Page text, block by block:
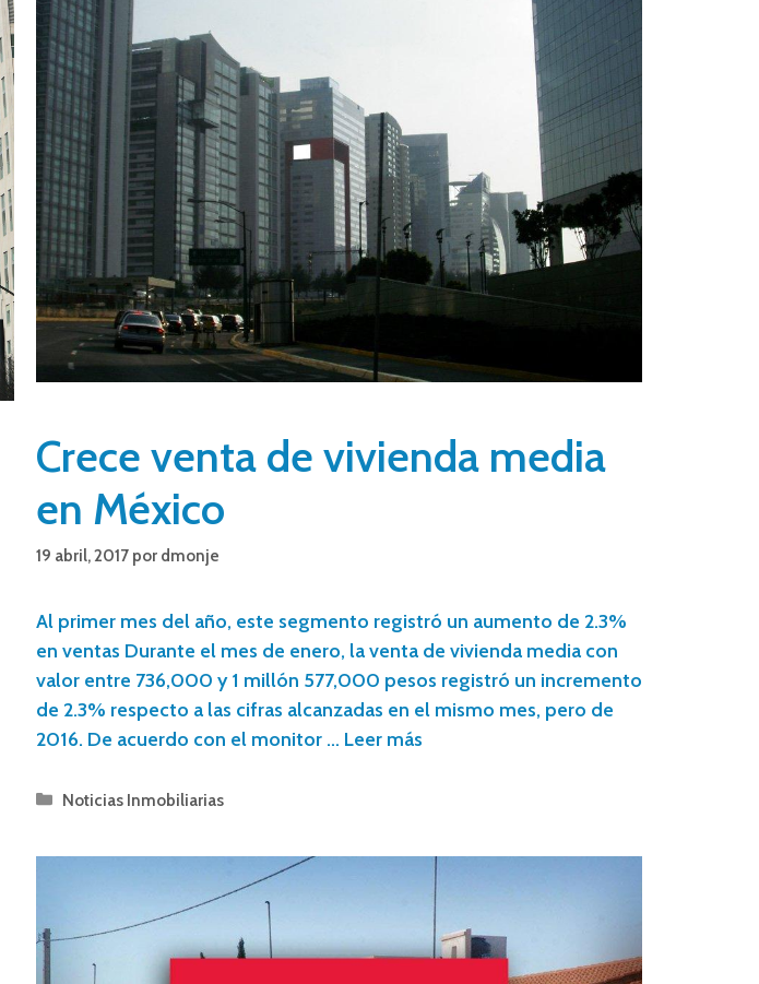
Crece venta de vivienda media
en México
19 abril, 2017 por dmonje
Al primer mes del año, este segmento registró un aumento de 2.3%
en ventas Durante el mes de enero, la venta de vivienda media con
valor entre 736,000 y 1 millón 577,000 pesos registró un incremento
de 2.3% respecto a las cifras alcanzadas en el mismo mes, pero de
2016. De acuerdo con el monitor … Leer más
Noticias Inmobiliarias